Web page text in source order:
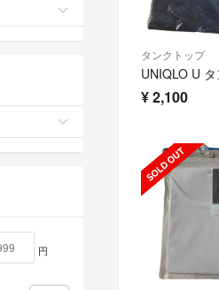
タンクトップ
¥2,100
円